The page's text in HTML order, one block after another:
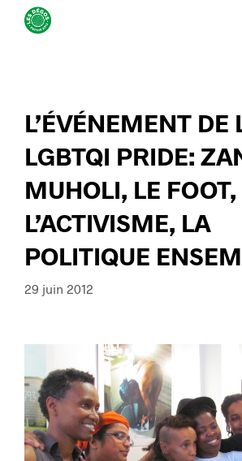
L’ÉVÉNEMENT DE
LGBTQI PRIDE:
MUHOLI, LE FOOT,
L’ACTIVISME, LA
POLITIQUE
29 juin 2012